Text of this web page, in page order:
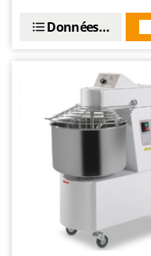
Macte Ovens
MAMMAMIA
Marcato
Marina Systems
Master
Mastercook
McCulloch
Données